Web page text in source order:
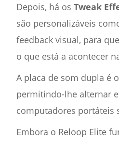
Depois, há os Tweak
são personalizáveis
feedback visual, para
o que está a acontecer
A placa de som dupla é
permitindo-lhe alternar
computadores portáteis
Embora o Reloop Elite